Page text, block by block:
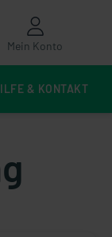
Mein Konto
& KONTAKT